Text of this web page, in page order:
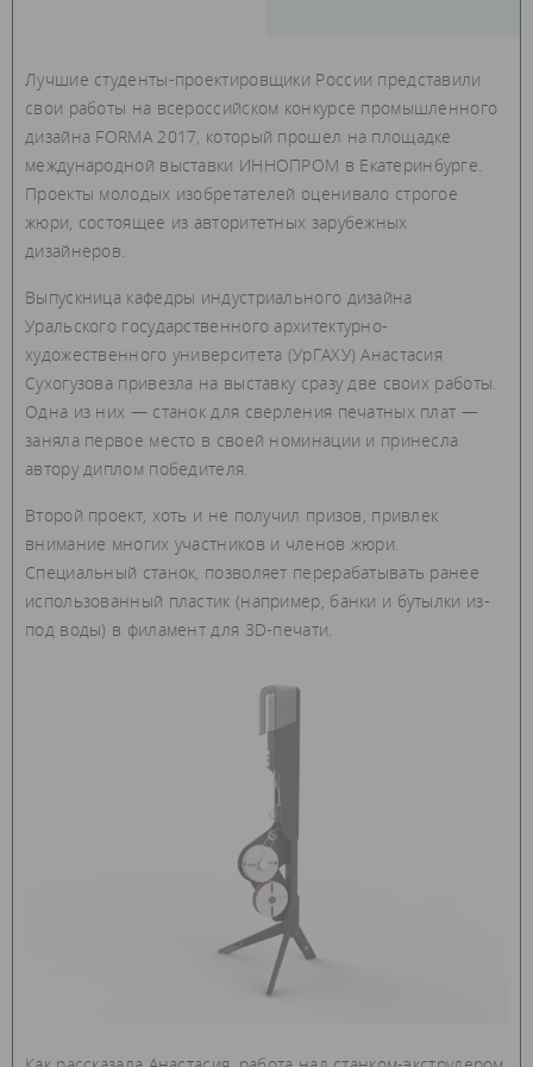
Лучшие студенты-проектировщики России представили
свои работы на всероссийском конкурсе промышленного
дизайна FORMA 2017, который прошел на площадке
международной выставки ИННОПРОМ в Екатеринбурге.
Проекты молодых изобретателей оценивало строгое
жюри, состоящее из авторитетных зарубежных
дизайнеров.
Выпускница кафедры индустриального дизайна
Уральского государственного архитектурно-
художественного университета (УрГАХУ) Анастасия
Сухогузова привезла на выставку сразу две своих работы.
Одна из них — станок для сверления печатных плат —
заняла первое место в своей номинации и принесла
автору диплом победителя.
Второй проект, хоть и не получил призов, привлек
внимание многих участников и членов жюри.
Специальный станок, позволяет перерабатывать ранее
использованный пластик (например, банки и бутылки из-
под воды) в филамент для 3D-печати.